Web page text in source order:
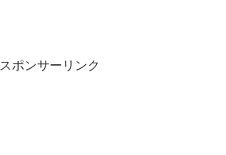
スポンサーリンク